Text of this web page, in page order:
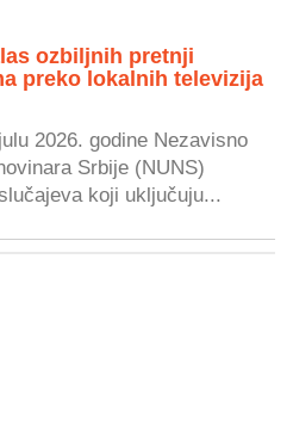
ozbiljnih pretnji
preko lokalnih televizija
2026. godine Nezavisno
Srbije (NUNS)
koji uključuju...